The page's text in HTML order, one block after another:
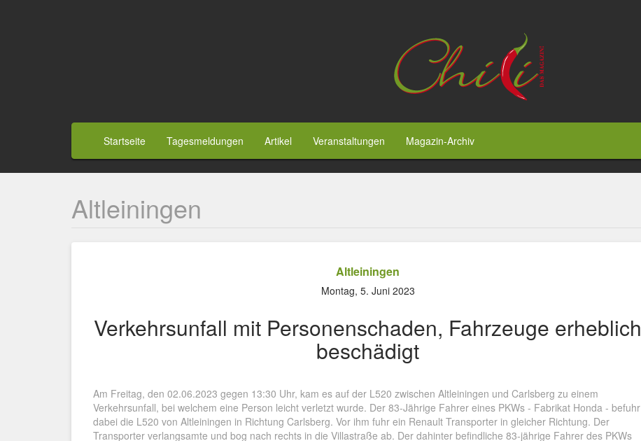
Benutzermenü
Hauptnavigation
Startseite Tagesmeldungen Artikel Veranstaltungen Magazin-Archiv
Altleiningen
Altleiningen
Montag, 5. Juni 2023
Verkehrsunfall mit Personenschaden, Fahrzeuge erheblich
beschädigt
Am Freitag, den 02.06.2023 gegen 13:30 Uhr, kam es auf der L520 zwischen Altleiningen und Carlsberg zu einem
Verkehrsunfall, bei welchem eine Person leicht verletzt wurde. Der 83-Jährige Fahrer eines PKWs - Fabrikat Honda - befuhr
dabei die L520 von Altleiningen in Richtung Carlsberg. Vor ihm fuhr ein Renault Transporter in gleicher Richtung. Der
Transporter verlangsamte und bog nach rechts in die Villastraße ab. Der dahinter befindliche 83-jährige Fahrer des PKWs